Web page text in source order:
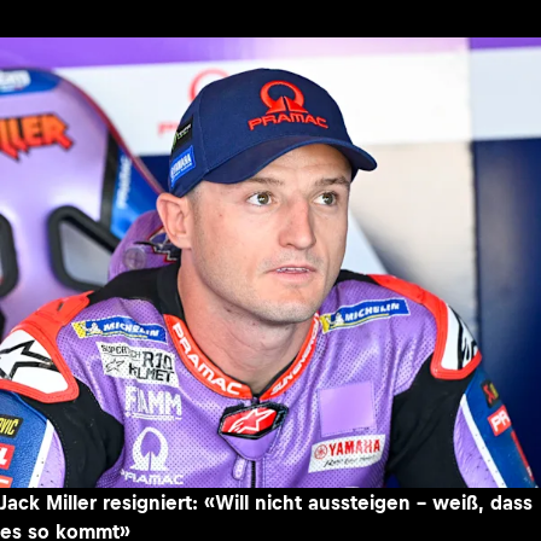
Jack Miller resigniert: «Will nicht aussteigen – weiß, dass
es so kommt»